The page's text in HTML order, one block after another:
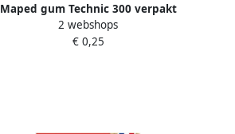
Maped gum Technic 300 verpakt
onder cellofaan in een doos
2 webshops
€ 0,25